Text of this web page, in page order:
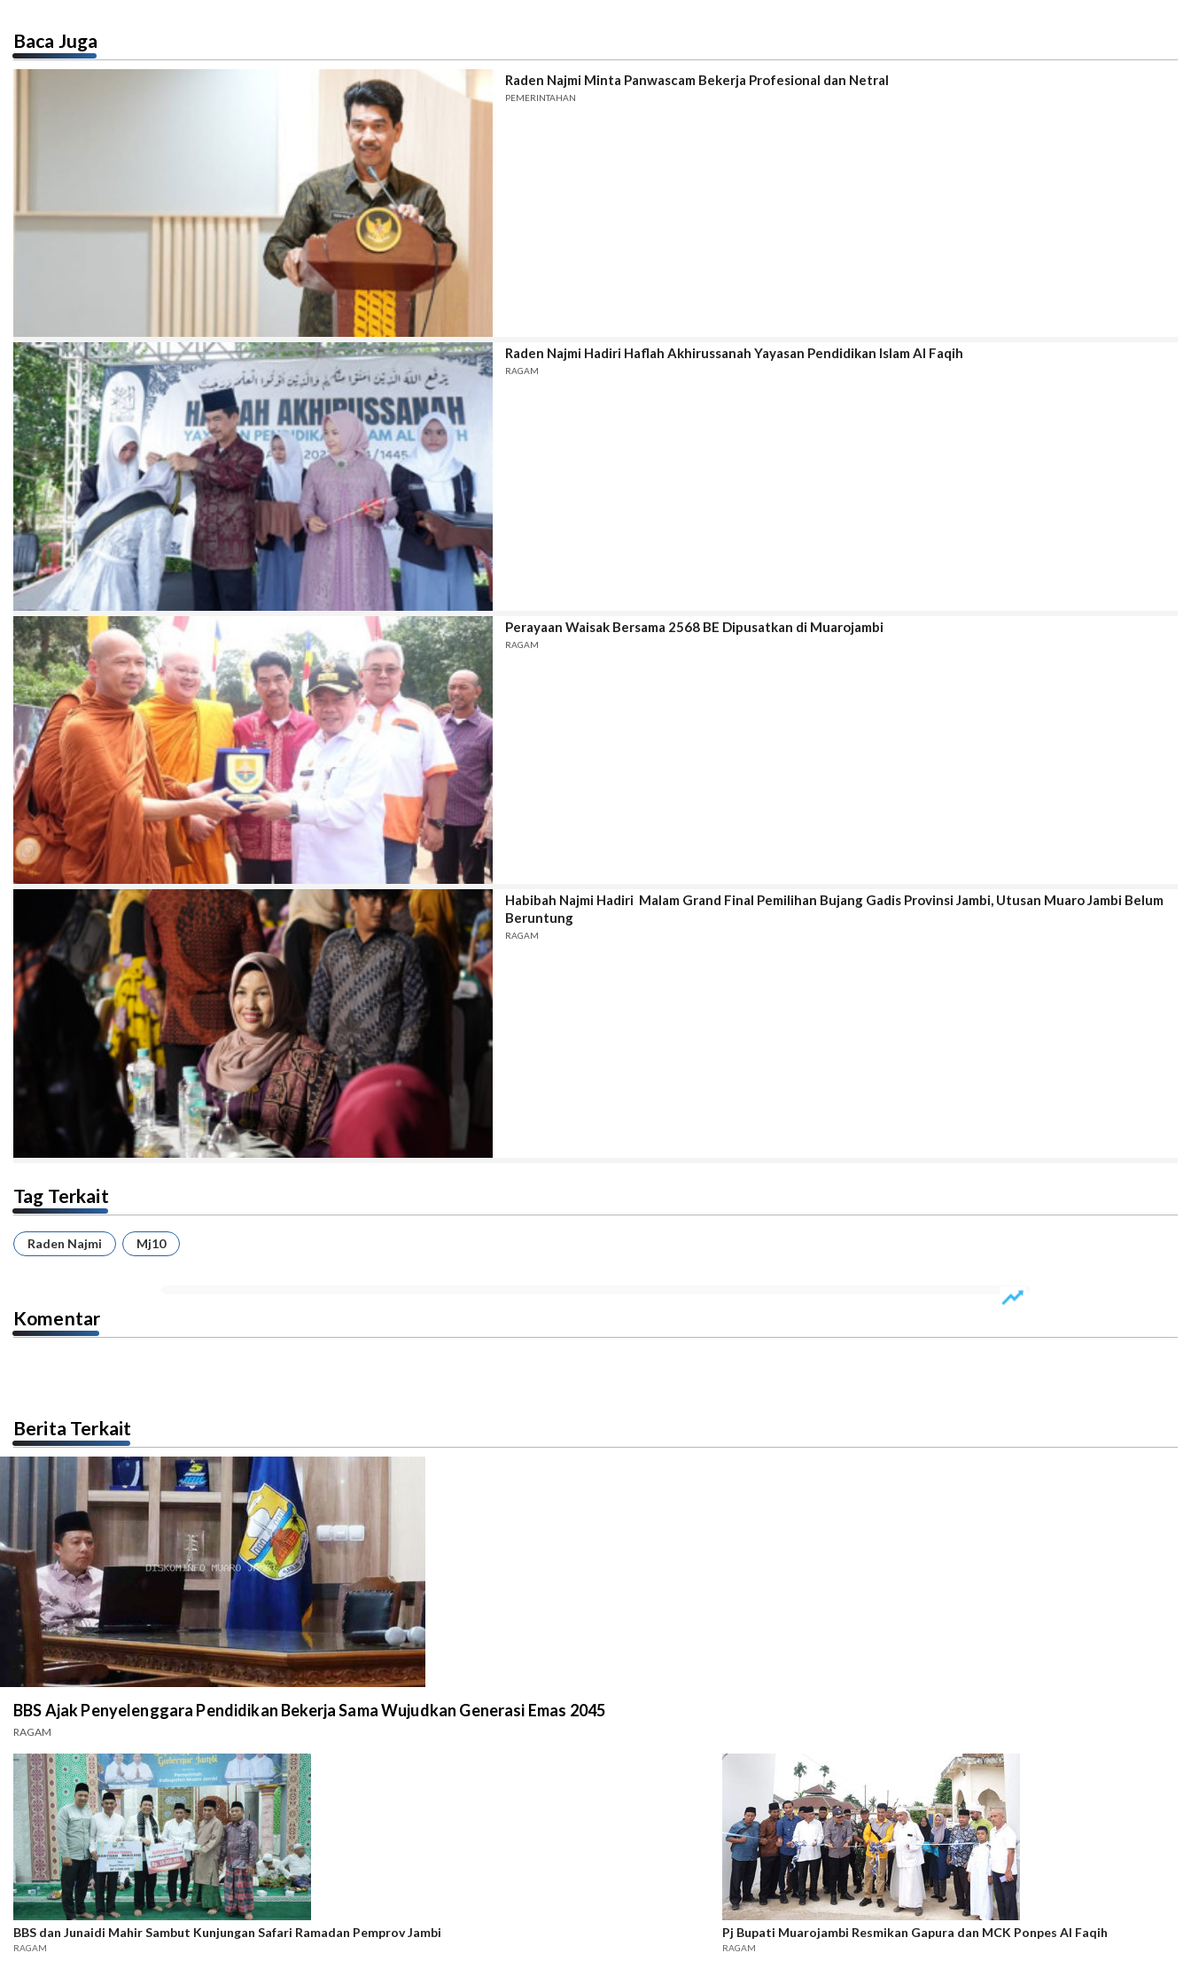
Baca Juga
Raden Najmi Minta Panwascam Bekerja Profesional dan Netral
PEMERINTAHAN
Raden Najmi Hadiri Haflah Akhirussanah Yayasan Pendidikan Islam Al Faqih
RAGAM
Perayaan Waisak Bersama 2568 BE Dipusatkan di Muarojambi
RAGAM
Habibah Najmi Hadiri Malam Grand Final Pemilihan Bujang Gadis Provinsi Jambi, Utusan Muaro Jambi Belum
Beruntung
RAGAM
Tag Terkait
Raden Najmi Mj10
Komentar
Berita Terkait
BBS Ajak Penyelenggara Pendidikan Bekerja Sama Wujudkan Generasi Emas 2045
RAGAM
BBS dan Junaidi Mahir Sambut Kunjungan Safari Ramadan Pemprov Jambi
RAGAM
Pj Bupati Muarojambi Resmikan Gapura dan MCK Ponpes Al Faqih
RAGAM